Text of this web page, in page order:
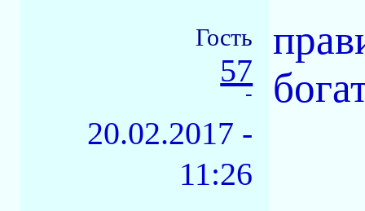
Гость
57
-
20.02.2017 -
11:26